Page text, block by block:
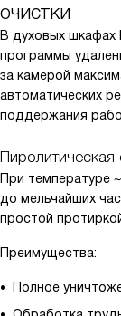
очистки
В духовых шкафах
программы
за камерой
автоматических
поддержания
Пиролитическая
При температуре
до мельчайших
простой
Преимущества:
Полное